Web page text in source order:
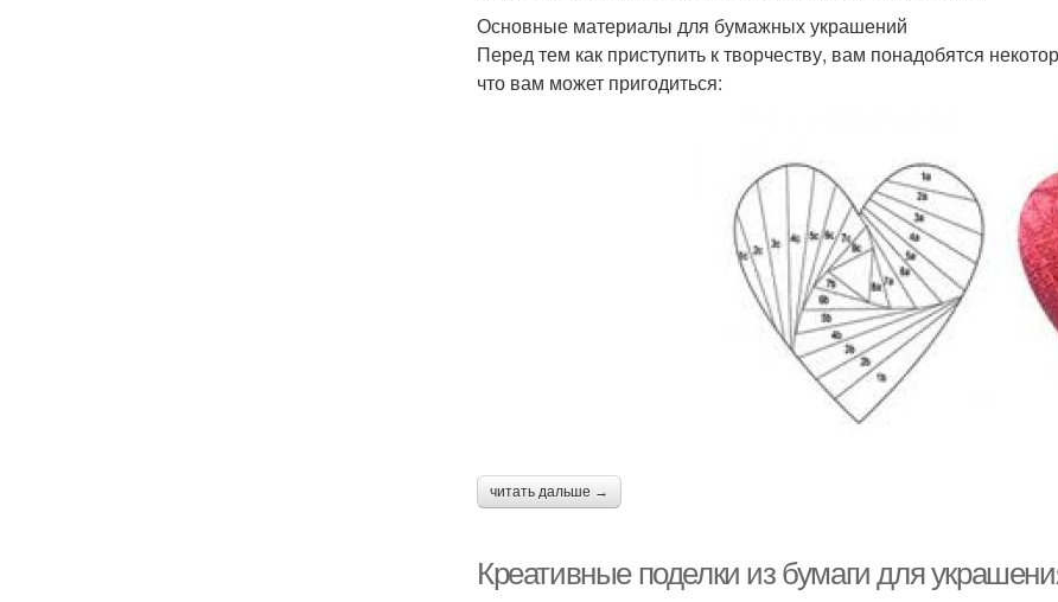
Основные материалы для бумажных украшений
Перед тем как приступить к творчеству, вам понадобятся
что вам может пригодиться:
читать дальше →
Креативные поделки из бумаги для